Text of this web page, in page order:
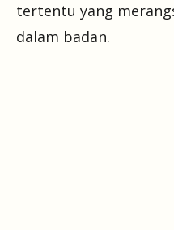
tertentu yang
dalam badan.